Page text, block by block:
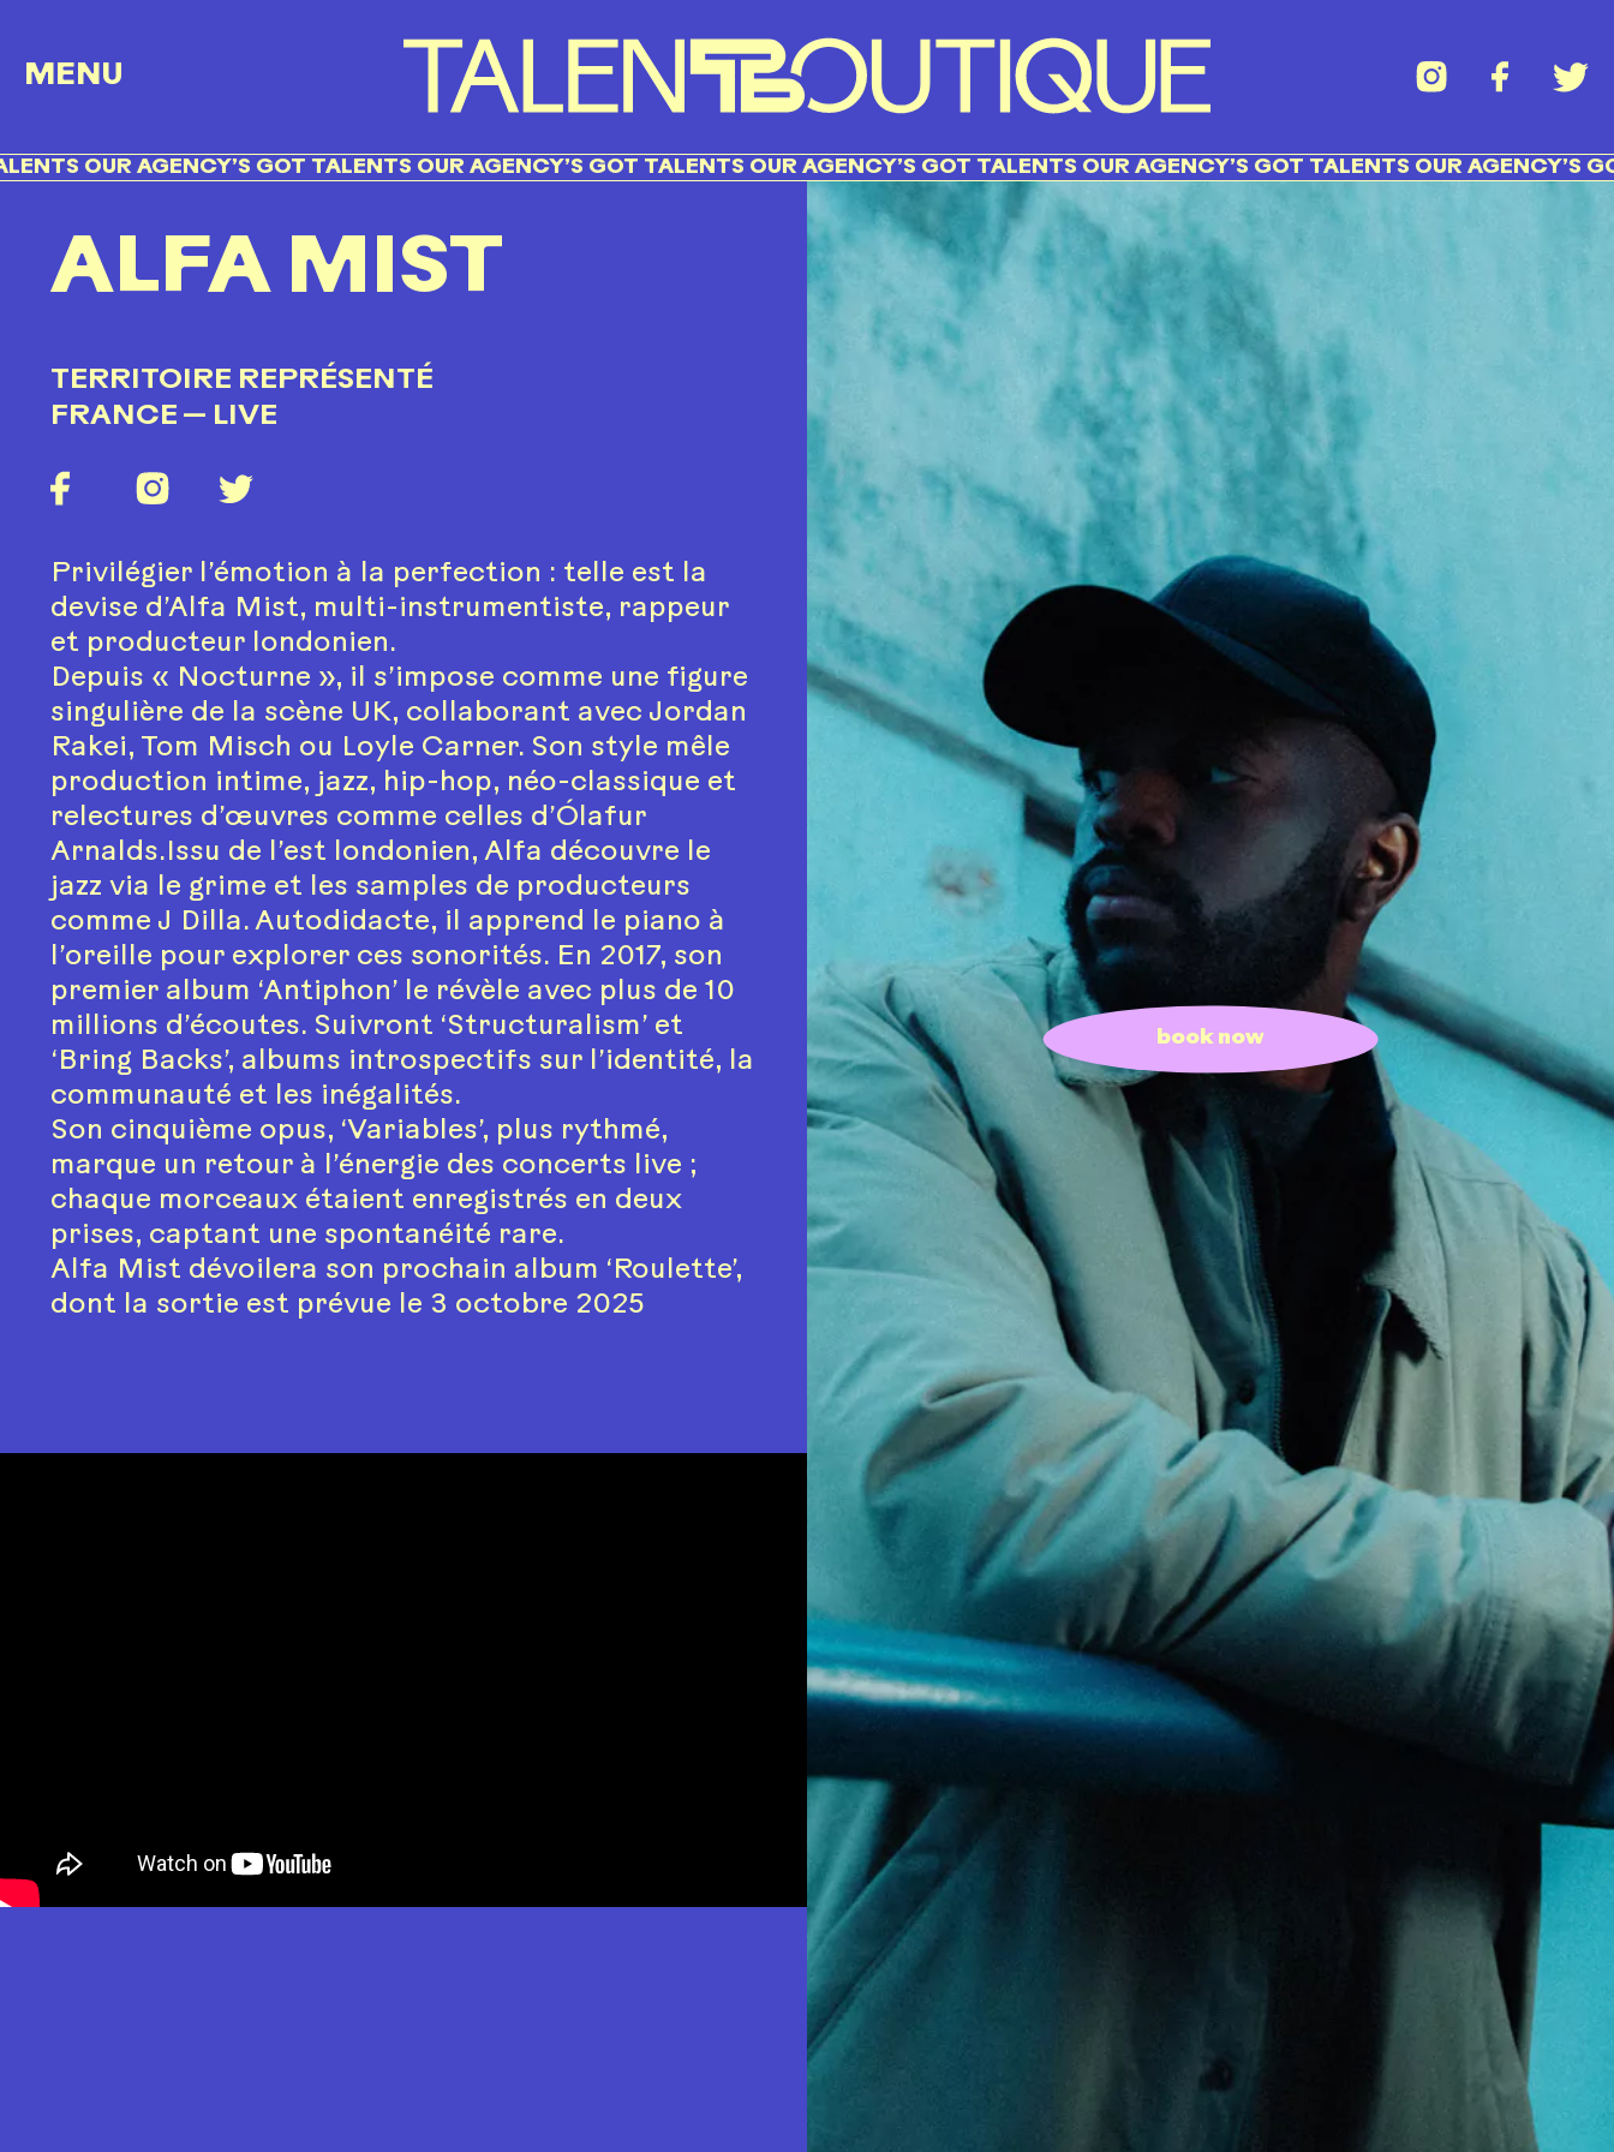
MENU
AGENCY’S GOT TALENTS OUR AGENCY’S GOT TALENTS OUR AGENCY’S GOT TALENTS OUR AGENCY’S GOT TALENTS OUR AGENCY’S GOT
book now
ALFA MIST
TERRITOIRE REPRÉSENTÉ
FRANCE — LIVE
Privilégier l’émotion à la perfection : telle est la
devise d’Alfa Mist, multi-instrumentiste, rappeur
et producteur londonien.
Depuis « Nocturne », il s’impose comme une figure
singulière de la scène UK, collaborant avec Jordan
Rakei, Tom Misch ou Loyle Carner. Son style mêle
production intime, jazz, hip-hop, néo-classique et
relectures d’œuvres comme celles d’Ólafur
Arnalds.Issu de l’est londonien, Alfa découvre le
jazz via le grime et les samples de producteurs
comme J Dilla. Autodidacte, il apprend le piano à
l’oreille pour explorer ces sonorités. En 2017, son
premier album ‘Antiphon’ le révèle avec plus de 10
millions d’écoutes. Suivront ‘Structuralism’ et
‘Bring Backs’, albums introspectifs sur l’identité, la
communauté et les inégalités.
Son cinquième opus, ‘Variables’, plus rythmé,
marque un retour à l’énergie des concerts live ;
chaque morceaux étaient enregistrés en deux
prises, captant une spontanéité rare.
Alfa Mist dévoilera son prochain album ‘Roulette’,
dont la sortie est prévue le 3 octobre 2025